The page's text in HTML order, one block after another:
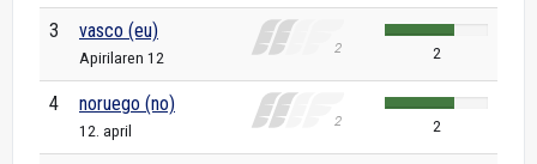
3 vasco (eu)
Apirilaren 12 2
4 noruego (no)
12. april 2